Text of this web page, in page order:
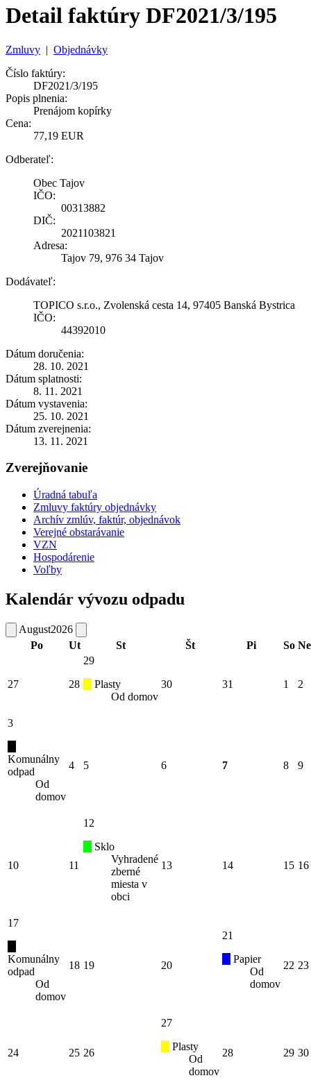
Detail faktúry DF2021/3/195
Zmluvy | Objednávky
Číslo faktúry:
DF2021/3/195
Popis plnenia:
Prenájom kopírky
Cena:
77,19 EUR
Odberateľ:
Obec Tajov
IČO:
00313882
DIČ:
2021103821
Adresa:
Tajov 79, 976 34 Tajov
Dodávateľ:
TOPICO s.r.o., Zvolenská cesta 14, 97405 Banská Bystrica
IČO:
44392010
Dátum doručenia:
28. 10. 2021
Dátum splatnosti:
8. 11. 2021
Dátum vystavenia:
25. 10. 2021
Dátum zverejnenia:
13. 11. 2021
Zverejňovanie
Úradná tabuľa
Zmluvy faktúry objednávky
Archív zmlúv, faktúr, objednávok
Verejné obstarávanie
VZN
Hospodárenie
Voľby
Kalendár vývozu odpadu
August2026
Po
Ut St Št Pi So Ne
27 28
29
Plasty
Od domov
30 31 1 2
3
Komunálny
odpad
Od
domov
4 5 6 7 8 9
10 11
12
Sklo
Vyhradené
zberné
miesta v
obci
13 14 15 16
17
Komunálny
odpad
Od
domov
18 19 20
21
Papier
Od
domov
22 23
24 25 26
27
Plasty
Od
domov
28 29 30